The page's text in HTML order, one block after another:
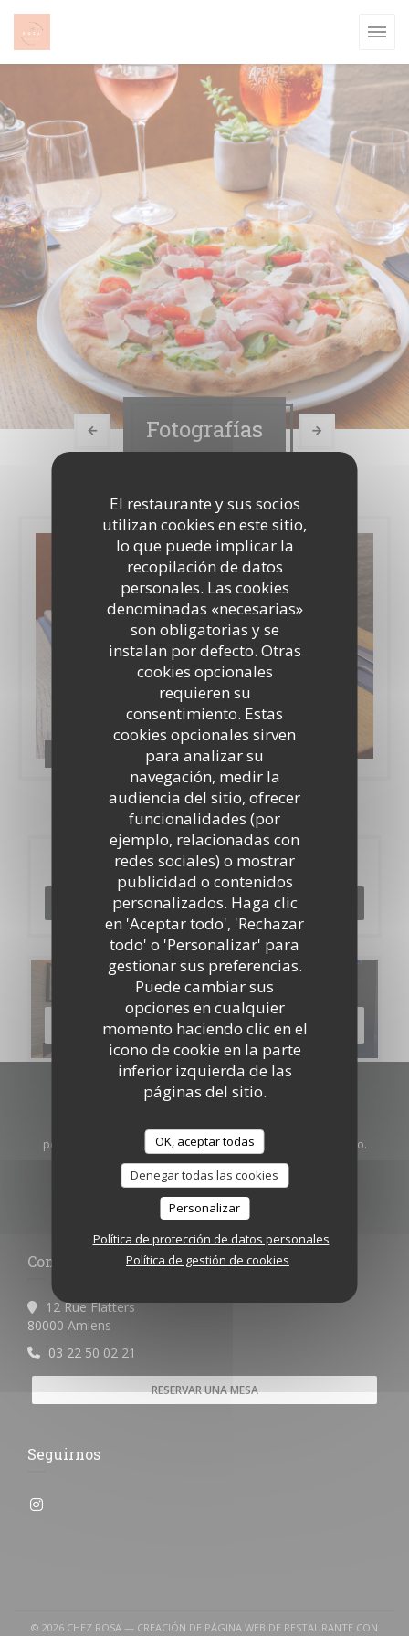
El restaurante y sus socios
utilizan cookies en este sitio,
lo que puede implicar la
recopilación de datos
personales. Las cookies
denominadas «necesarias»
son obligatorias y se
instalan por defecto. Otras
cookies opcionales
requieren su
consentimiento. Estas
cookies opcionales sirven
para analizar su
navegación, medir la
audiencia del sitio, ofrecer
funcionalidades (por
ejemplo, relacionadas con
redes sociales) o mostrar
publicidad o contenidos
personalizados. Haga clic
en 'Aceptar todo', 'Rechazar
todo' o 'Personalizar' para
gestionar sus preferencias.
Puede cambiar sus
opciones en cualquier
momento haciendo clic en el
icono de cookie en la parte
inferior izquierda de las
páginas del sitio.
OK, aceptar todas
Denegar todas las cookies
Personalizar
Política de protección de datos personales
Política de gestión de cookies
Fotografías
Reserva
RESERVAR UNA MESA
Carta
DESCUBRIR NUESTRA CARTA
Manténgase al día
Suscríbase a nuestro boletín para recibir comunicaciones
personalizadas y ofertas de marketing por correo electrónico.
SUSCRIBIRSE
Contacto
12 Rue Flatters
80000 Amiens
03 22 50 02 21
RESERVAR UNA MESA
Seguirnos
Instagram ((abre en una nueva ventana))
© 2026 CHEZ ROSA — CREACIÓN DE PÁGINA WEB DE RESTAURANTE CON